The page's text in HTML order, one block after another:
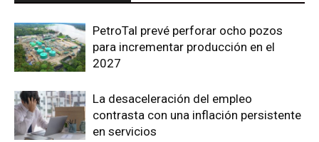
PetroTal prevé perforar ocho pozos
para incrementar producción en el
2027
La desaceleración del empleo
contrasta con una inflación persistente
en servicios